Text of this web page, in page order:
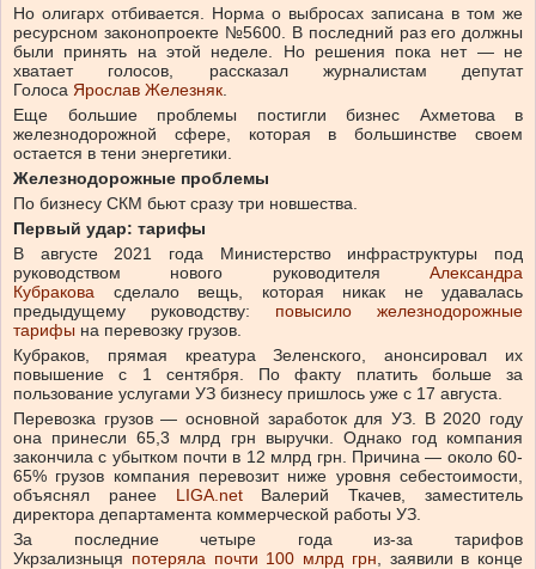
Но олигарх отбивается. Норма о выбросах записана в том же
ресурсном законопроекте №5600. В последний раз его должны
были принять на этой неделе. Но решения пока нет — не
хватает голосов, рассказал журналистам депутат
Голоса Ярослав Железняк.
Еще большие проблемы постигли бизнес Ахметова в
железнодорожной сфере, которая в большинстве своем
остается в тени энергетики.
Железнодорожные проблемы
По бизнесу СКМ бьют сразу три новшества.
Первый удар: тарифы
В августе 2021 года Министерство инфраструктуры под
руководством нового руководителя Александра
Кубракова сделало вещь, которая никак не удавалась
предыдущему руководству: повысило железнодорожные
тарифы на перевозку грузов.
Кубраков, прямая креатура Зеленского, анонсировал их
повышение с 1 сентября. По факту платить больше за
пользование услугами УЗ бизнесу пришлось уже с 17 августа.
Перевозка грузов — основной заработок для УЗ. В 2020 году
она принесли 65,3 млрд грн выручки. Однако год компания
закончила с убытком почти в 12 млрд грн. Причина — около 60-
65% грузов компания перевозит ниже уровня себестоимости,
объяснял ранее LIGA.netВалерий Ткачев, заместитель
директора департамента коммерческой работы УЗ.
За последние четыре года из-за тарифов
Укрзализныця потеряла почти 100 млрд грн, заявили в конце